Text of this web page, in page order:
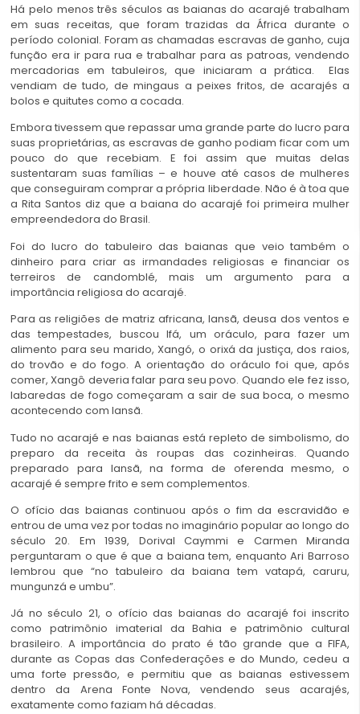
Há pelo menos três séculos as baianas do acarajé trabalham
em suas receitas, que foram trazidas da África durante o
período colonial. Foram as chamadas escravas de ganho, cuja
função era ir para rua e trabalhar para as patroas, vendendo
mercadorias em tabuleiros, que iniciaram a prática. Elas
vendiam de tudo, de mingaus a peixes fritos, de acarajés a
bolos e quitutes como a cocada.
Embora tivessem que repassar uma grande parte do lucro para
suas proprietárias, as escravas de ganho podiam ficar com um
pouco do que recebiam. E foi assim que muitas delas
sustentaram suas famílias – e houve até casos de mulheres
que conseguiram comprar a própria liberdade. Não é à toa que
a Rita Santos diz que a baiana do acarajé foi primeira mulher
empreendedora do Brasil.
Foi do lucro do tabuleiro das baianas que veio também o
dinheiro para criar as irmandades religiosas e financiar os
terreiros de candomblé, mais um argumento para a
importância religiosa do acarajé.
Para as religiões de matriz africana, Iansã, deusa dos ventos e
das tempestades, buscou Ifá, um oráculo, para fazer um
alimento para seu marido, Xangó, o orixá da justiça, dos raios,
do trovão e do fogo. A orientação do oráculo foi que, após
comer, Xangô deveria falar para seu povo. Quando ele fez isso,
labaredas de fogo começaram a sair de sua boca, o mesmo
acontecendo com Iansã.
Tudo no acarajé e nas baianas está repleto de simbolismo, do
preparo da receita às roupas das cozinheiras. Quando
preparado para Iansã, na forma de oferenda mesmo, o
acarajé é sempre frito e sem complementos.
O ofício das baianas continuou após o fim da escravidão e
entrou de uma vez por todas no imaginário popular ao longo do
século 20. Em 1939, Dorival Caymmi e Carmen Miranda
perguntaram o que é que a baiana tem, enquanto Ari Barroso
lembrou que “no tabuleiro da baiana tem vatapá, caruru,
mungunzá e umbu”.
Já no século 21, o ofício das baianas do acarajé foi inscrito
como patrimônio imaterial da Bahia e patrimônio cultural
brasileiro. A importância do prato é tão grande que a FIFA,
durante as Copas das Confederações e do Mundo, cedeu a
uma forte pressão, e permitiu que as baianas estivessem
dentro da Arena Fonte Nova, vendendo seus acarajés,
exatamente como faziam há décadas.